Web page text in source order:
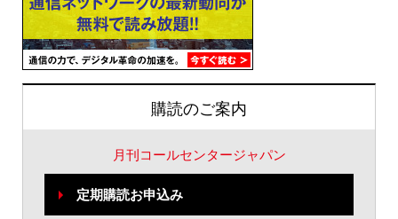
購読のご案内
月刊コールセンタージャパン
定期購読お申込み